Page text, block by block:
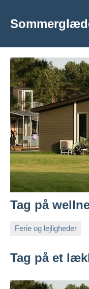
Vi
med
sommer
og
sol
Tag på
Ferie og lejligheder
Tag på et